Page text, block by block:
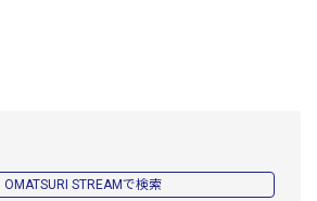
OMATSURI STREAMで検索